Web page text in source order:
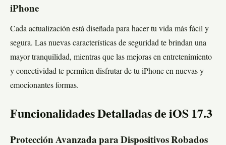
iPhone
Cada actualización está diseñada para hacer tu vida más fácil y
segura. Las nuevas características de seguridad te brindan una
mayor tranquilidad, mientras que las mejoras en entretenimiento
y conectividad te permiten disfrutar de tu iPhone en nuevas y
emocionantes formas.
Funcionalidades Detalladas de iOS 17.3
Protección Avanzada para Dispositivos Robados